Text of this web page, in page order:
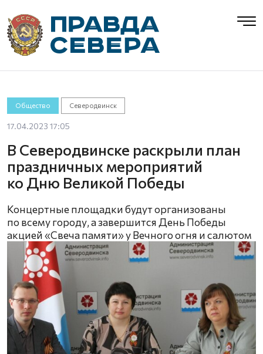
Общество Северодвинск
17.04.2023 17:05
В Северодвинске раскрыли план
праздничных мероприятий
ко Дню Великой Победы
Концертные площадки будут организованы
по всему городу, а завершится День Победы
акцией «Свеча памяти» у Вечного огня и салютом